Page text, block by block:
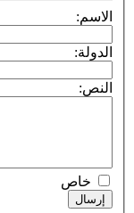
الاسم:
الدولة:
النص:
خاص
إرسال